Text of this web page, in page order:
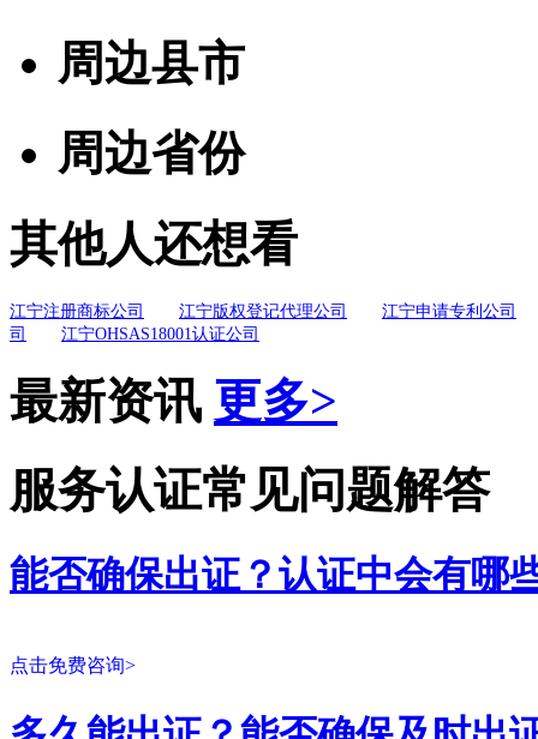
周边县市
周边省份
其他人还想看
江宁注册商标公司 江宁版权登记代理公司
江宁申请专利公司
司
江宁OHSAS18001认证公司
最新资讯 更多>
服务认证常见问题解答
能否确保出证？认证中会有哪
点击免费咨询>